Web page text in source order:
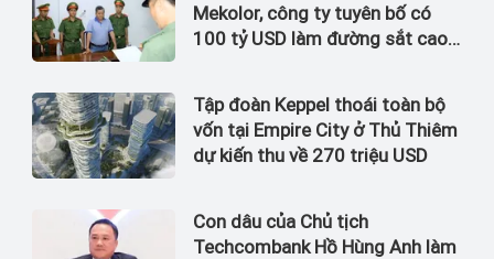
Mekolor, công ty tuyên bố có
100 tỷ USD làm đường sắt cao
Tập đoàn Keppel thoái toàn bộ
vốn tại Empire City ở Thủ Thiêm
dự kiến thu về 270 triệu USD
Con dâu của Chủ tịch
Techcombank Hồ Hùng Anh làm